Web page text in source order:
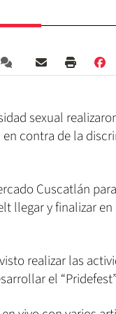
sexual
contra de la
Cuscatlán
llegar y finalizar
realizar las
el